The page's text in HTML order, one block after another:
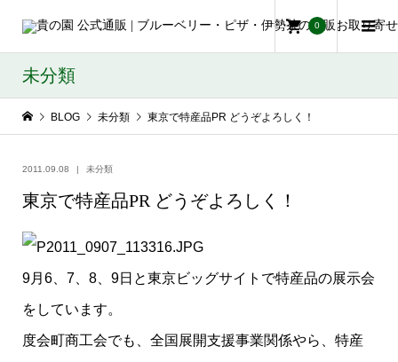
0
未分類
BLOG 未分類 東京で特産品PR どうぞよろしく！
2011.09.08 未分類
東京で特産品PR どうぞよろしく！
9月6、7、8、9日と東京ビッグサイトで特産品の展示会
をしています。
度会町商工会でも、全国展開支援事業関係やら、特産